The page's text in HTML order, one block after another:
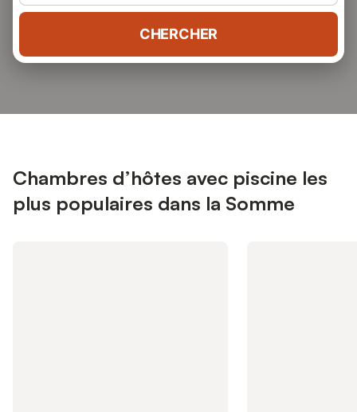
CHERCHER
Chambres d’hôtes avec piscine les
plus populaires dans la Somme